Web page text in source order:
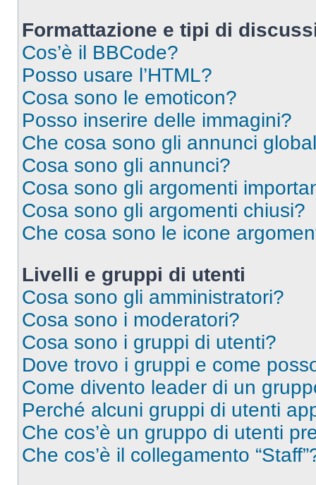
Formattazione e tipi di
Cos’è il BBCode?
Posso usare l’HTML?
Cosa sono le emoticon?
Posso inserire delle immagini?
Che cosa sono gli annunci
Cosa sono gli annunci?
Cosa sono gli argomenti
Cosa sono gli argomenti chiusi?
Che cosa sono le icone
Livelli e gruppi di utenti
Cosa sono gli amministratori?
Cosa sono i moderatori?
Cosa sono i gruppi di utenti?
Dove trovo i gruppi e come
Come divento leader di un
Perché alcuni gruppi di utenti
Che cos’è un gruppo di utenti
Che cos’è il collegamento